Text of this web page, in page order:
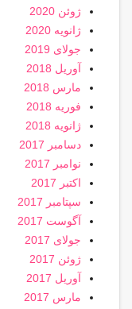
ژوئن 2020
ژانویه 2020
جولای 2019
آوریل 2018
مارس 2018
فوریه 2018
ژانویه 2018
دسامبر 2017
نوامبر 2017
اکتبر 2017
سپتامبر 2017
آگوست 2017
جولای 2017
ژوئن 2017
آوریل 2017
مارس 2017